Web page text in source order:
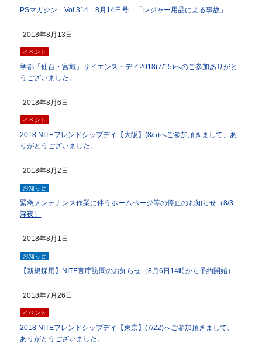
PSマガジン Vol.314 8月14日号 「レジャー用品による事故」
2018年8月13日
イベント
学都「仙台・宮城」サイエンス・デイ2018(7/15)へのご参加ありがと
うございました。
2018年8月6日
イベント
2018 NITEフレンドシップデイ【大阪】(8/5)へご参加頂きまして、あ
りがとうございました。
2018年8月2日
お知らせ
緊急メンテナンス作業に伴うホームページ等の停止のお知らせ（8/3
深夜）
2018年8月1日
お知らせ
【新規採用】NITE官庁訪問のお知らせ（8月6日14時から予約開始）
2018年7月26日
イベント
2018 NITEフレンドシップデイ【東京】(7/22)へご参加頂きまして、
ありがとうございました。